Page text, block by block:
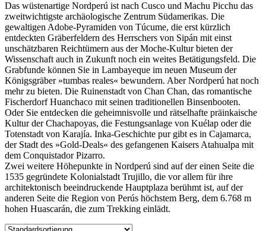
Das wüstenartige Nordperú ist nach Cusco und Machu Picchu das
zweitwichtigste archäologische Zentrum Südamerikas. Die
gewaltigen Adobe-Pyramiden von Túcume, die erst kürzlich
entdeckten Gräberfeldern des Herrschers von Sipán mit einst
unschätzbaren Reichtümern aus der Moche-Kultur bieten der
Wissenschaft auch in Zukunft noch ein weites Betätigungsfeld. Die
Grabfunde können Sie in Lambayeque im neuen Museum der
Königsgräber »tumbas reales« bewundern. Aber Nordperú hat noch
mehr zu bieten. Die Ruinenstadt von Chan Chan, das romantische
Fischerdorf Huanchaco mit seinen traditionellen Binsenbooten.
Oder Sie entdecken die geheimnisvolle und rätselhafte präinkaische
Kultur der Chachapoyas, die Festungsanlage von Kuélap oder die
Totenstadt von Karajía. Inka-Geschichte pur gibt es in Cajamarca,
der Stadt des »Gold-Deals« des gefangenen Kaisers Atahualpa mit
dem Conquistador Pizarro.
Zwei weitere Höhepunkte in Nordperú sind auf der einen Seite die
1535 gegründete Kolonialstadt Trujillo, die vor allem für ihre
architektonisch beeindruckende Hauptplaza berühmt ist, auf der
anderen Seite die Region von Perús höchstem Berg, dem 6.768 m
hohen Huascarán, die zum Trekking einlädt.